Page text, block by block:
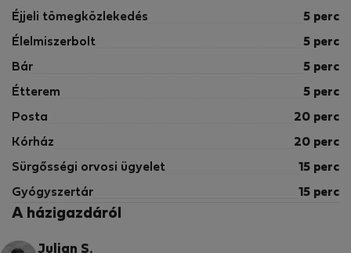
Éjjeli tömegközlekedés 5 perc
Élelmiszerbolt 5 perc
Bár 5 perc
Étterem 5 perc
Posta 20 perc
Kórház 20 perc
Sürgősségi orvosi ügyelet 15 perc
Gyógyszertár 15 perc
A házigazdáról
Julian S.